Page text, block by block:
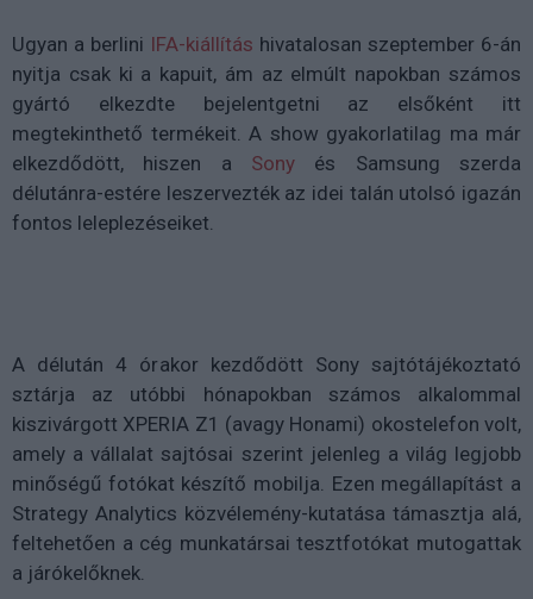
Ugyan a berlini IFA-kiállítás hivatalosan szeptember 6-án
nyitja csak ki a kapuit, ám az elmúlt napokban számos
gyártó elkezdte bejelentgetni az elsőként itt
megtekinthető termékeit. A show gyakorlatilag ma már
elkezdődött, hiszen a Sony és Samsung szerda
délutánra-estére leszervezték az idei talán utolsó igazán
fontos leleplezéseiket.
A délután 4 órakor kezdődött Sony sajtótájékoztató
sztárja az utóbbi hónapokban számos alkalommal
kiszivárgott XPERIA Z1 (avagy Honami) okostelefon volt,
amely a vállalat sajtósai szerint jelenleg a világ legjobb
minőségű fotókat készítő mobilja. Ezen megállapítást a
Strategy Analytics közvélemény-kutatása támasztja alá,
feltehetően a cég munkatársai tesztfotókat mutogattak
a járókelőknek.